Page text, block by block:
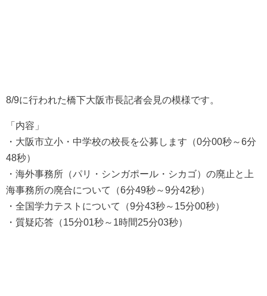
8/9に行われた橋下大阪市長記者会見の模様です。
「内容」
・大阪市立小・中学校の校長を公募します（0分00秒～6分
48秒）
・海外事務所（パリ・シンガポール・シカゴ）の廃止と上
海事務所の廃合について（6分49秒～9分42秒）
・全国学力テストについて（9分43秒～15分00秒）
・質疑応答（15分01秒～1時間25分03秒）